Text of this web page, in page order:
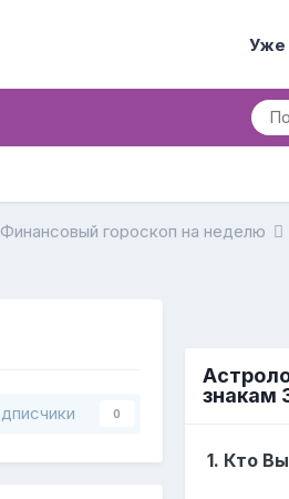
Уже
Финансовый гороскоп на неделю
0
знакам
1. Кто